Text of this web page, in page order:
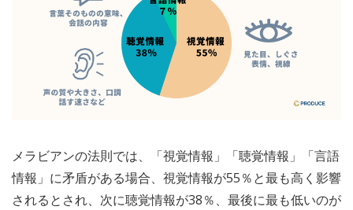
メラビアンの法則では、「視覚情報」「聴覚情報」「言語
情報」に矛盾がある場合、視覚情報が55％と最も高く影響
されるとされ、次に聴覚情報が38％、最後に最も低いのが